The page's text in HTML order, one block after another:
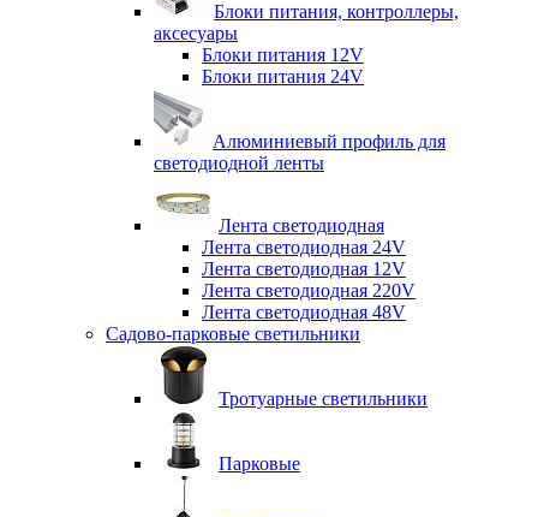
Блоки питания, контроллеры,
аксесуары
Блоки питания 12V
Блоки питания 24V
Алюминиевый профиль для
светодиодной ленты
Лента светодиодная
Лента светодиодная 24V
Лента светодиодная 12V
Лента светодиодная 220V
Лента светодиодная 48V
Садово-парковые светильники
Тротуарные светильники
Парковые